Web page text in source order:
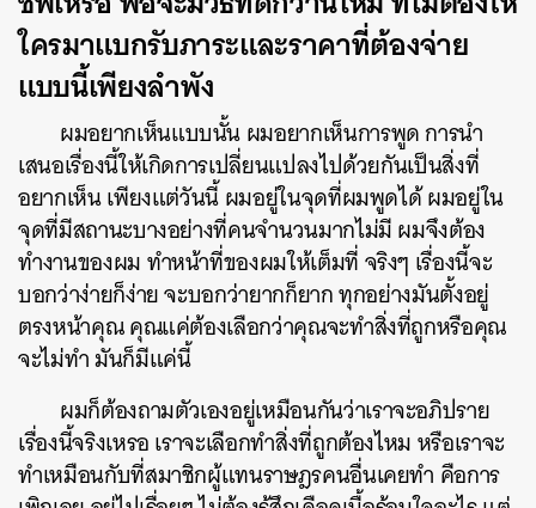
ใครมาแบกรับภาระและราคาที่ต้องจ่าย
แบบนี้เพียงลำพัง
ผมอยากเห็นแบบนั้น ผมอยากเห็นการพูด การนำ
เสนอเรื่องนี้ให้เกิดการเปลี่ยนแปลงไปด้วยกันเป็นสิ่งที่
อยากเห็น เพียงแต่วันนี้ ผมอยู่ในจุดที่ผมพูดได้ ผมอยู่ใน
จุดที่มีสถานะบางอย่างที่คนจำนวนมากไม่มี ผมจึงต้อง
ทำงานของผม ทำหน้าที่ของผมให้เต็มที่ จริงๆ เรื่องนี้จะ
บอกว่าง่ายก็ง่าย จะบอกว่ายากก็ยาก ทุกอย่างมันตั้งอยู่
ตรงหน้าคุณ คุณแค่ต้องเลือกว่าคุณจะทำสิ่งที่ถูกหรือคุณ
จะไม่ทำ มันก็มีแค่นี้
ผมก็ต้องถามตัวเองอยู่เหมือนกันว่าเราจะอภิปราย
เรื่องนี้จริงเหรอ เราจะเลือกทำสิ่งที่ถูกต้องไหม หรือเราจะ
ทำเหมือนกับที่สมาชิกผู้แทนราษฎรคนอื่นเคยทำ คือการ